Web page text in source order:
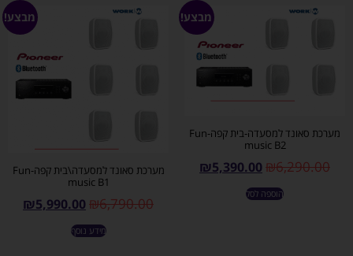
מבצע!
מערכת סאונד למסעדה-בית קפה-Fun
music B2
₪6,290.00
₪5,390.00
הוספה לסל
מבצע!
מערכת סאונד למסעדה\בית קפה-Fun
music B1
₪6,790.00
₪5,990.00
מידע נוסף